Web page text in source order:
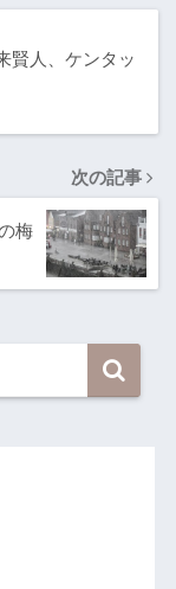
賢人、ケンタッ
次の記事
梅